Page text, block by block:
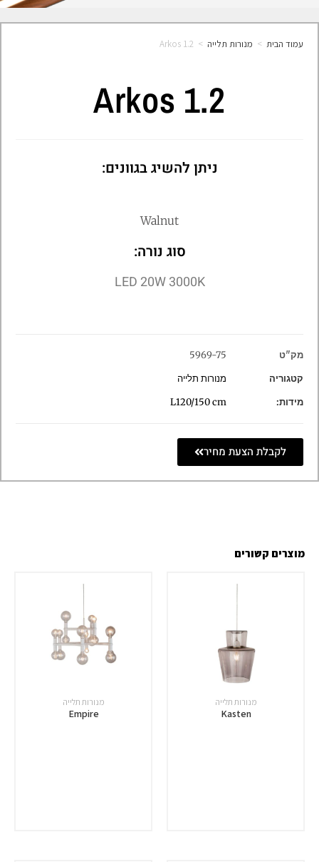
עמוד הבית > מנורות תלייה >
Arkos 1.2
Arkos 1.2
ניתן להשיג בגוונים:
Walnut
סוג נורה:
LED 20W 3000K
מק"ט
5969-75
קטגוריה
מנורות תלייה
מידות:
L120/150 cm
לקבלת הצעת מחיר
מוצרים קשורים
מנורות תלייה
Kasten
מנורות תלייה
Empire